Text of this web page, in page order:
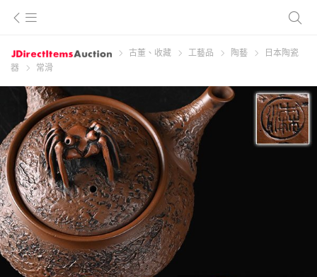
古董、收藏 工藝品 陶藝
日本陶瓷
器
常滑